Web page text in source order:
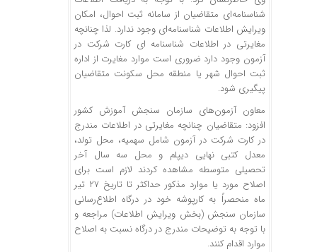
شناسنامه‌ای متقاضیان از سامانه ثبت احوال، امکان
ویرایش اطلاعات شناسنامه‌ای وجود ندارد. لذا چنانچه
مغایرتی در اطلاعات شناسنامه ای کارت شرکت در
آزمون وجود دارد ضروری است موارد مغایرت از اداره
ثبت احوال شهر یا منطقه محل سکونت متقاضیان
پیگیری شود.
معاون آزمون‌های سازمان سنجش آموزش کشور
افزود: متقاضیان چنانچه مغایرتی در اطلاعات مندرج
در کارت شرکت در آزمون شامل سهمیه، محل تولد،
معدل کتبی نهایی دیپلم و محل سه سال آخر
تحصیلی متوسطه مشاهده کردند لازم است برای
اصلاح مورد یا موارد مذکور حداکثر تا تاریخ ۲۷ تیر
ماه منحصراً به کارپوشه خود در درگاه اطلاع‌رسانی
سازمان سنجش (بخش ویرایش اطلاعات) مراجعه و
با توجه به توضیحات مندرج در درگاه نسبت به اصلاح
موارد اقدام کنند.